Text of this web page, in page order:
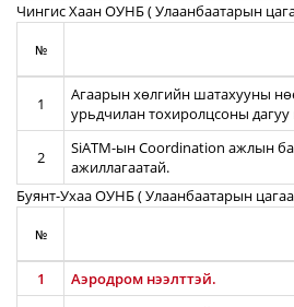
Чингис Хаан ОУНБ ( Улаанбаатарын
№
1
Агаарын хөлгийн шатахууны
урьдчилан тохиролцсоны дагуу
2
SiATM-ын Coordination ажлын
ажиллагаатай.
Буянт-Ухаа ОУНБ ( Улаанбаатарын
№
1 Аэродром нээлттэй.